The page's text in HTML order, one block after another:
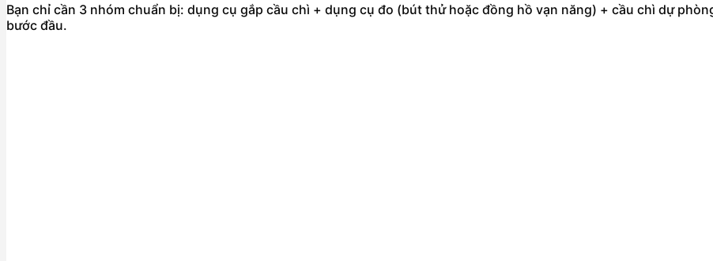
Bạn chỉ cần 3 nhóm chuẩn bị: dụng cụ gắp cầu chì + dụng cụ đo (bút thử hoặc đồng hồ vạn năng) + cầu chì dự
bước đầu.